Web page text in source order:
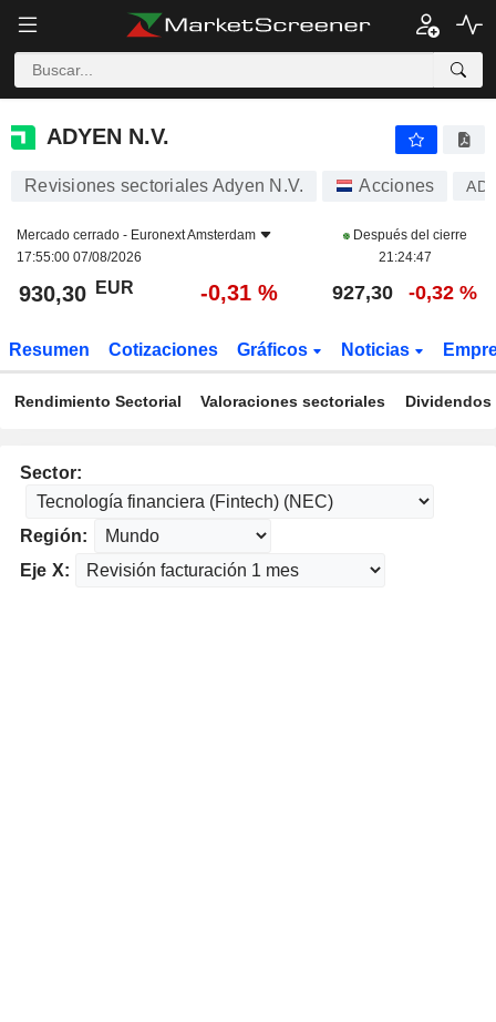
ADYEN N.V.
ADYEN N.V.
Revisiones sectoriales Adyen N.V. Acciones
Mercado cerrado - Euronext Amsterdam
17:55:00 07/08/2026
Después del cierre
21:24:47
930,30 EUR -0,31 % 927,30 -0,32 %
Resumen Cotizaciones Gráficos Noticias
Rendimiento Sectorial Valoraciones sectoriales
Sector:
Región:
Eje X: